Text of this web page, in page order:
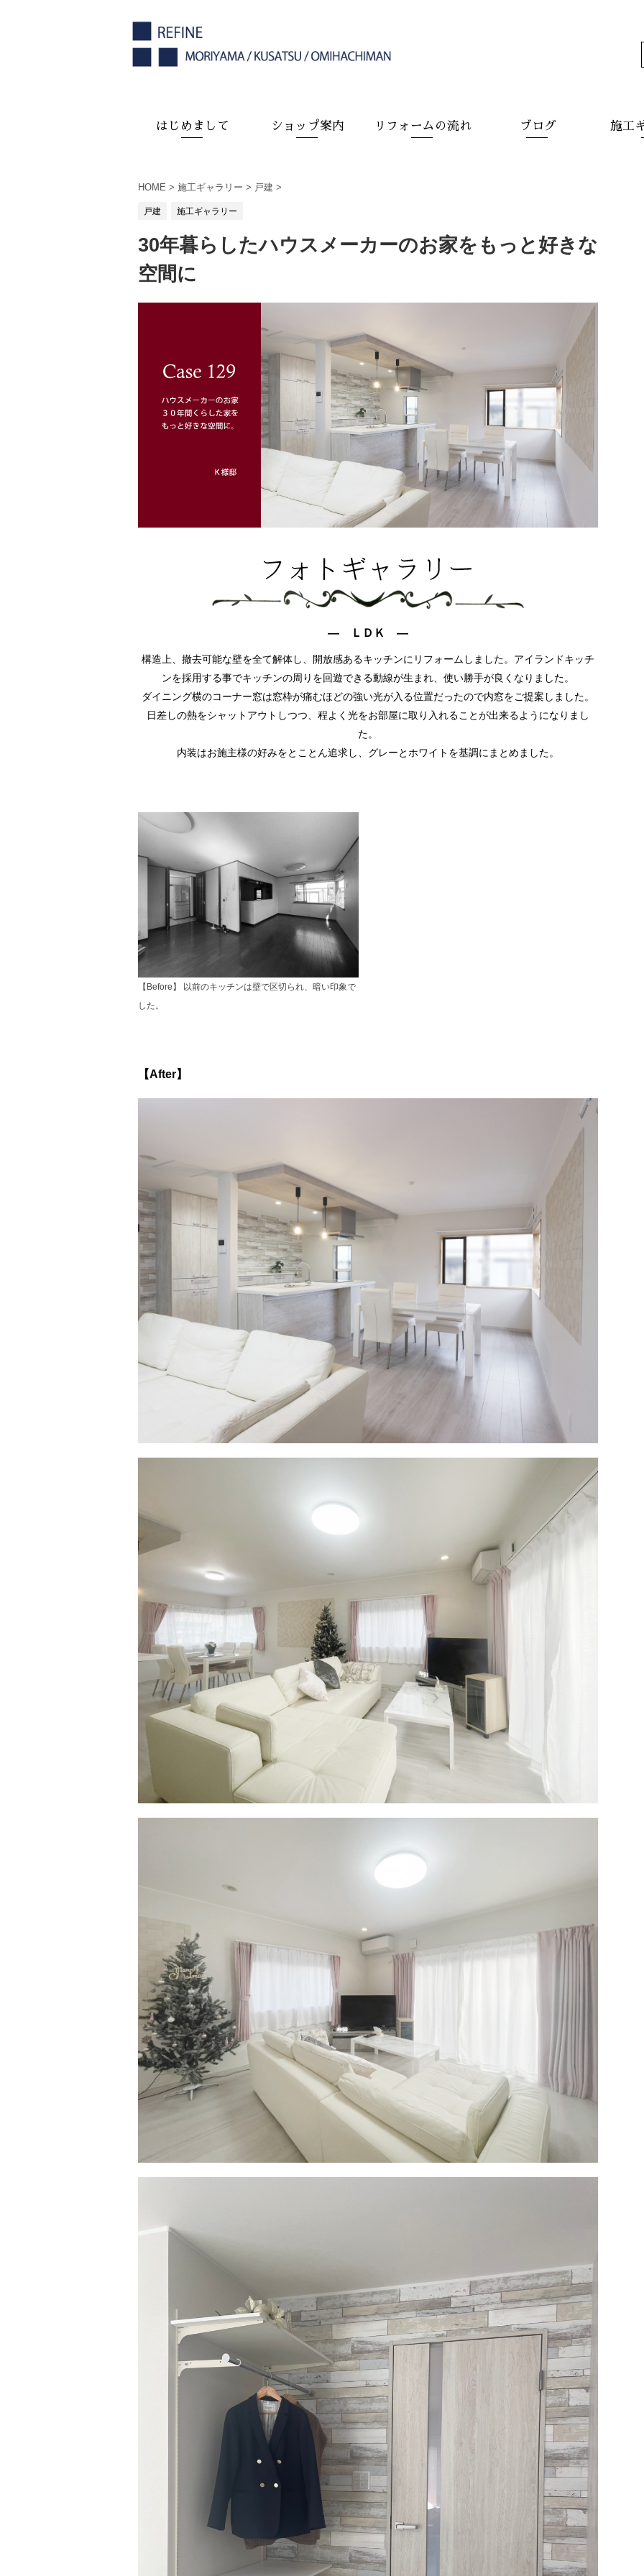
はじめまして ショップ案内 リフォームの流れ ブログ 施工
HOME > 施工ギャラリー > 戸建 >
戸建 施工ギャラリー
30年暮らしたハウスメーカーのお家をもっと好きな
空間に
― ＬＤＫ ―
構造上、撤去可能な壁を全て解体し、開放感あるキッチンにリフォームしました。アイランドキッチ
ンを採用する事でキッチンの周りを回遊できる動線が生まれ、使い勝手が良くなりました。
ダイニング横のコーナー窓は窓枠が痛むほどの強い光が入る位置だったので内窓をご提案しました。
日差しの熱をシャットアウトしつつ、程よく光をお部屋に取り入れることが出来るようになりまし
た。
内装はお施主様の好みをとことん追求し、グレーとホワイトを基調にまとめました。
【Before】 以前のキッチンは壁で区切られ、暗い印象で
した。
【After】